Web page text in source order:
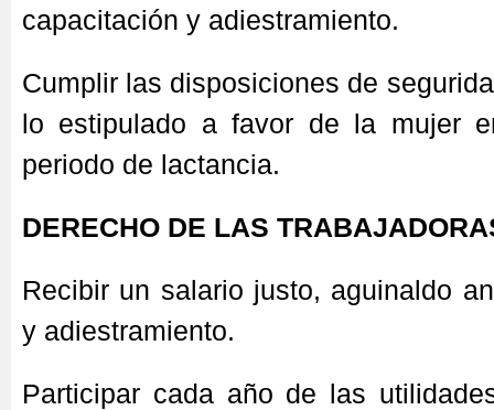
capacitación y adiestramiento.
Cumplir las disposiciones de
lo estipulado a favor de la mujer
periodo de lactancia.
DERECHO DE LAS
Recibir un salario justo, aguinaldo
y adiestramiento.
Participar cada año de las